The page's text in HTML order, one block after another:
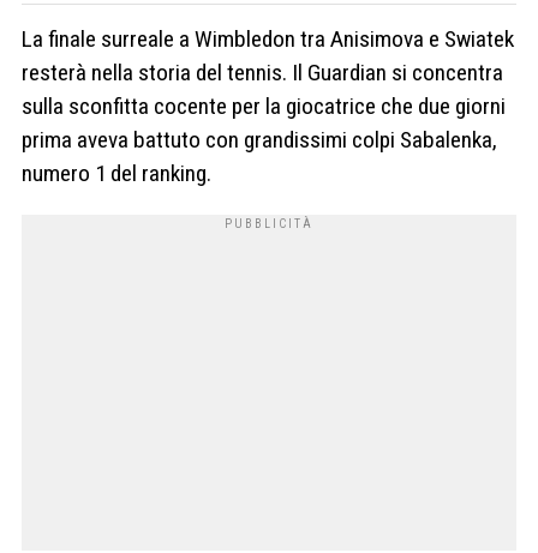
La finale surreale a Wimbledon tra Anisimova e Swiatek
resterà nella storia del tennis. Il Guardian si concentra
sulla sconfitta cocente per la giocatrice che due giorni
prima aveva battuto con grandissimi colpi Sabalenka,
numero 1 del ranking.